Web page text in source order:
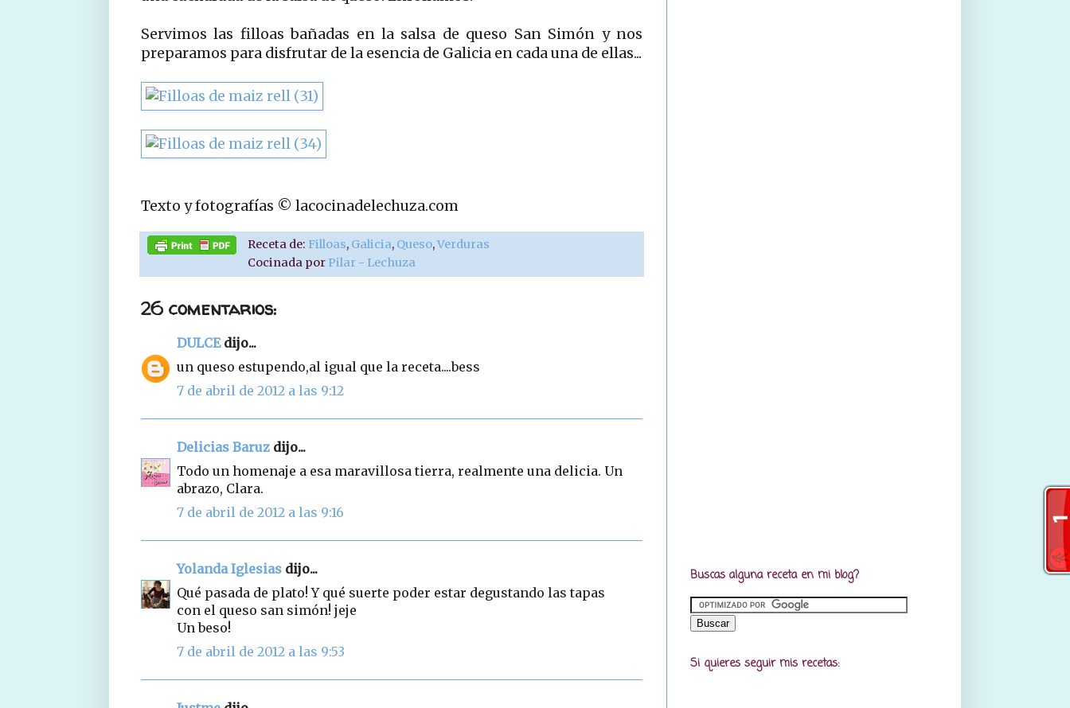
Servimos las filloas bañadas en la salsa de queso San Simón y nos
preparamos para disfrutar de la esencia de Galicia en cada una de ellas...
Texto y fotografías © lacocinadelechuza.com
Receta de: Filloas, Galicia, Queso,Verduras
Cocinada por Pilar - Lechuza
26 comentarios:
DULCEdijo...
un queso estupendo,al igual que la receta....bess
7 de abril de 2012 a las 9:12
Delicias Baruz dijo...
Todo un homenaje a esa maravillosa tierra, realmente una delicia. Un
abrazo, Clara.
7 de abril de 2012 a las 9:16
Yolanda Iglesias dijo...
Qué pasada de plato! Y qué suerte poder estar degustando las tapas
con el queso san simón! jeje
Un beso!
7 de abril de 2012 a las 9:53
Buscas alguna receta en mi blog?
Si quieres seguir mis recetas: